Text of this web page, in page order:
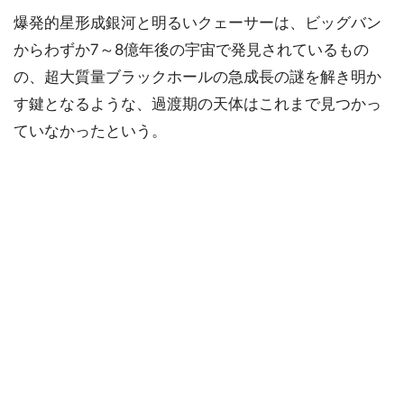
爆発的星形成銀河と明るいクェーサーは、ビッグバン
からわずか7～8億年後の宇宙で発見されているもの
の、超大質量ブラックホールの急成長の謎を解き明か
す鍵となるような、過渡期の天体はこれまで見つかっ
ていなかったという。